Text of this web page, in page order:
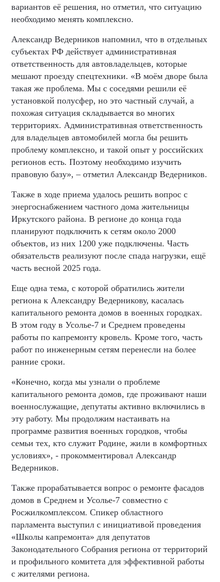
вариантов её решения, но отметил, что ситуацию
необходимо менять комплексно.
Александр Ведерников напомнил, что в отдельных
субъектах РФ действует административная
ответственность для автовладельцев, которые
мешают проезду спецтехники. «В моём дворе была
такая же проблема. Мы с соседями решили её
установкой полусфер, но это частный случай, а
похожая ситуация складывается во многих
территориях. Административная ответственность
для владельцев автомобилей могла бы решить
проблему комплексно, и такой опыт у российских
регионов есть. Поэтому необходимо изучить
правовую базу», – отметил Александр Ведерников.
Также в ходе приема удалось решить вопрос с
энергоснабжением частного дома жительницы
Иркутского района. В регионе до конца года
планируют подключить к сетям около 2000
объектов, из них 1200 уже подключены. Часть
обязательств реализуют после спада нагрузки, ещё
часть весной 2025 года.
Еще одна тема, с которой обратились жители
региона к Александру Ведерникову, касалась
капитального ремонта домов в военных городках.
В этом году в Усолье-7 и Среднем проведены
работы по капремонту кровель. Кроме того, часть
работ по инженерным сетям перенесли на более
ранние сроки.
«Конечно, когда мы узнали о проблеме
капитального ремонта домов, где проживают наши
военнослужащие, депутаты активно включились в
эту работу. Мы продолжим настаивать на
программе развития военных городков, чтобы
семьи тех, кто служит Родине, жили в комфортных
условиях», - прокомментировал Александр
Ведерников.
Также прорабатывается вопрос о ремонте фасадов
домов в Среднем и Усолье-7 совместно с
Росжилкомплексом. Спикер областного
парламента выступил с инициативой проведения
«Школы капремонта» для депутатов
Законодательного Собрания региона от территорий
и профильного комитета для эффективной работы
с жителями региона.